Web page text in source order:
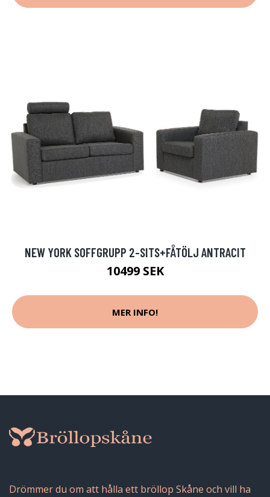
NEW YORK SOFFGRUPP 2-SITS+FÅTÖLJ ANTRACIT
10499 SEK
MER INFO!
Drömmer du om att hålla ett bröllop Skåne och vill ha